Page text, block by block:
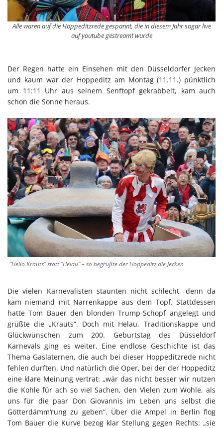
Alle waren auf die Hoppeditzrede gespannt, die in diesem Jahr sogar live
auf youtube gestreamt wurde
Der Regen hatte ein Einsehen mit den Düsseldorfer Jecken
und kaum war der Hoppeditz am Montag (11.11.) pünktlich
um 11:11 Uhr aus seinem Senftopf gekrabbelt, kam auch
schon die Sonne heraus.
“Hello Krauts” statt “Helau” – so begrüßte der Hoppeditz die Jecken
Die vielen Karnevalisten staunten nicht schlecht, denn da
kam niemand mit Narrenkappe aus dem Topf. Stattdessen
hatte Tom Bauer den blonden Trump-Schopf angelegt und
grüßte die „Krauts“. Doch mit Helau, Traditionskappe und
Glückwünschen zum 200. Geburtstag des Düsseldorf
Karnevals ging es weiter. Eine endlose Geschichte ist das
Thema Gaslaternen, die auch bei dieser Hoppeditzrede nicht
fehlen durften. Und natürlich die Oper, bei der der Hoppeditz
eine klare Meinung vertrat: „wär das nicht besser wir nutzen
die Kohle für ach so viel Sachen, den Vielen zum Wohle, als
uns für die paar Don Giovannis im Leben uns selbst die
Götterdämm‘rung zu geben“. Über die Ampel in Berlin flog
Tom Bauer die Kurve bezog klar Stellung gegen Rechts: „sie